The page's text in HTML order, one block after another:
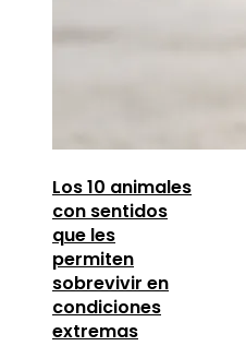
Los 10 animales
con sentidos
que les
permiten
sobrevivir en
condiciones
extremas